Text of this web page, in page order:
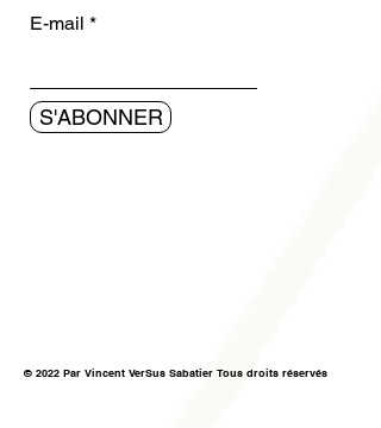
E-mail
S'ABONNER
© 2022 Par Vincent VerSus Sabatier Tous droits réservés